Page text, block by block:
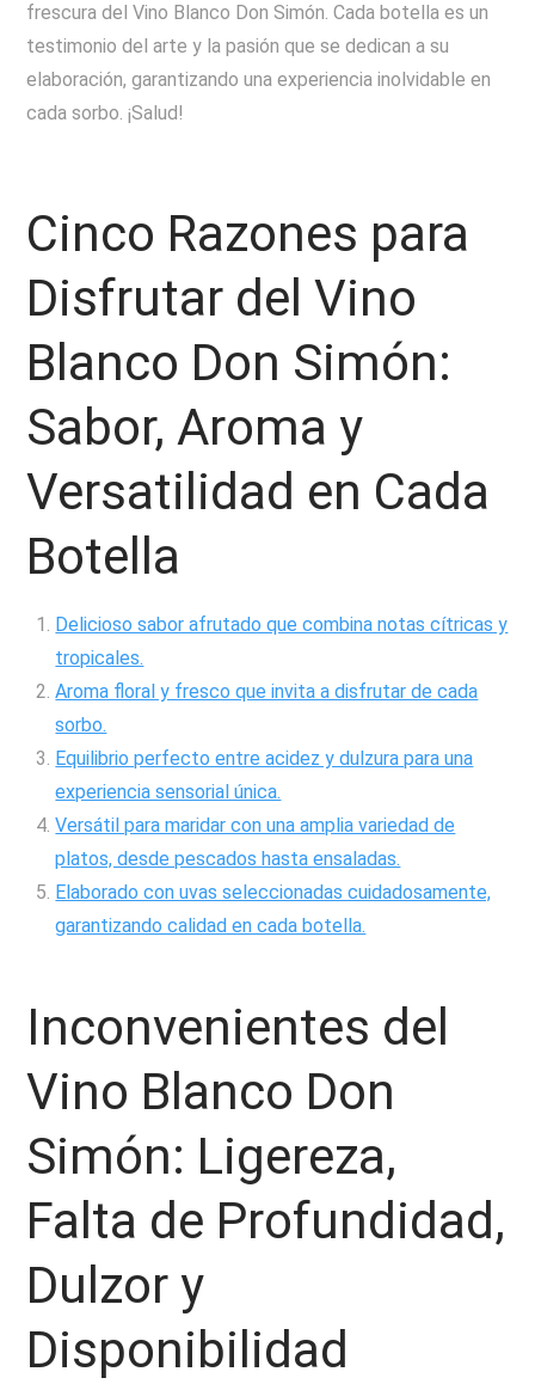
frescura del Vino Blanco Don Simón. Cada botella es un
testimonio del arte y la pasión que se dedican a su
elaboración, garantizando una experiencia inolvidable en
cada sorbo. ¡Salud!
Cinco Razones para
Disfrutar del Vino
Blanco Don Simón:
Sabor, Aroma y
Versatilidad en Cada
Botella
Delicioso sabor afrutado que combina notas cítricas y
tropicales.
Aroma floral y fresco que invita a disfrutar de cada
sorbo.
Equilibrio perfecto entre acidez y dulzura para una
experiencia sensorial única.
Versátil para maridar con una amplia variedad de
platos, desde pescados hasta ensaladas.
Elaborado con uvas seleccionadas cuidadosamente,
garantizando calidad en cada botella.
Inconvenientes del
Vino Blanco Don
Simón: Ligereza,
Falta de Profundidad,
Dulzor y
Disponibilidad